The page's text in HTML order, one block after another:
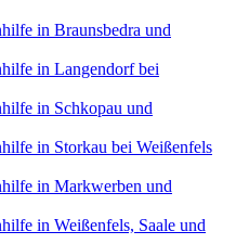
in Braunsbedra und
in Langendorf bei
in Schkopau und
in Storkau bei Weißenfels
in Markwerben und
in Weißenfels, Saale und